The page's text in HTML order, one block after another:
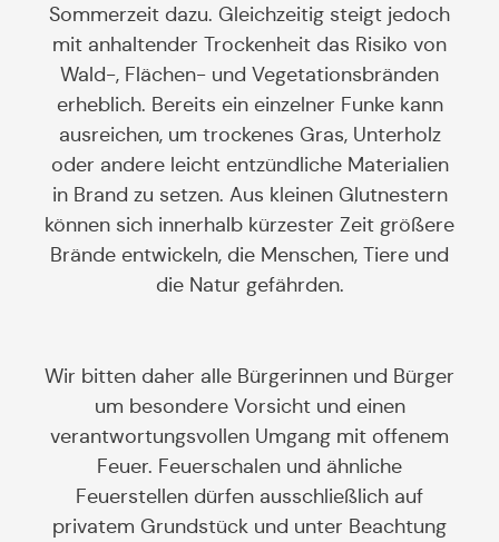
Sommerzeit dazu. Gleichzeitig steigt jedoch
mit anhaltender Trockenheit das Risiko von
Wald-, Flächen- und Vegetationsbränden
erheblich. Bereits ein einzelner Funke kann
ausreichen, um trockenes Gras, Unterholz
oder andere leicht entzündliche Materialien
in Brand zu setzen. Aus kleinen Glutnestern
können sich innerhalb kürzester Zeit größere
Brände entwickeln, die Menschen, Tiere und
die Natur gefährden.
Wir bitten daher alle Bürgerinnen und Bürger
um besondere Vorsicht und einen
verantwortungsvollen Umgang mit offenem
Feuer. Feuerschalen und ähnliche
Feuerstellen dürfen ausschließlich auf
privatem Grundstück und unter Beachtung